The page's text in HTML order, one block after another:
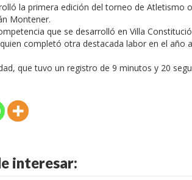
la primera edición del torneo de Atletismo
Montener.
que se desarrolló en Villa
completó otra destacada labor en el
que tuvo un registro de 9 minutos y 20
interesar: